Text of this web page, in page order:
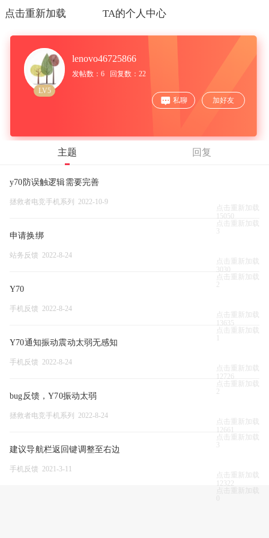
点击重新加载 TA的个人中心
LV5
lenovo46725866
发帖数：6 回复数：22
私聊 加好友
主题 回复
y70防误触逻辑需要完善
拯救者电竞手机系列 2022-10-9
点击重新加载
15050
点击重新加载
3
申请换绑
站务反馈 2022-8-24
点击重新加载
3030
点击重新加载
2
Y70
手机反馈 2022-8-24
点击重新加载
13635
点击重新加载
Y70通知振动震动太弱无感知
手机反馈 2022-8-24
点击重新加载
12726
点击重新加载
2
bug反馈，Y70振动太弱
拯救者电竞手机系列 2022-8-24
点击重新加载
12661
点击重新加载
3
建议导航栏返回键调整至右边
手机反馈 2021-3-11
点击重新加载
12322